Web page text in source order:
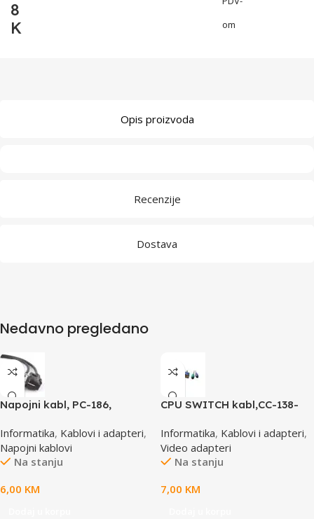
8
K
om
Opis proizvoda
Recenzije
Dostava
Nedavno pregledano
Napojni kabl, PC-186,
Informatika, Kablovi i adapteri,
Napojni kablovi
Na stanju
6,00 KM
CPU SWITCH kabl,CC-138-
Informatika, Kablovi i adapteri,
Video adapteri
Na stanju
7,00 KM